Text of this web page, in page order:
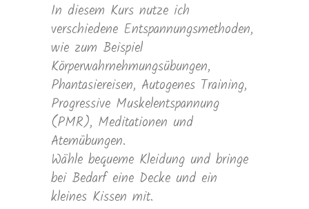
In diesem Kurs nutze ich
verschiedene Entspannungsmethoden,
wie zum Beispiel
Körperwahrnehmungsübungen,
Phantasiereisen, Autogenes Training,
Progressive Muskelentspannung
(PMR), Meditationen und
Atemübungen.
Wähle bequeme Kleidung und bringe
bei Bedarf eine Decke und ein
kleines Kissen mit.